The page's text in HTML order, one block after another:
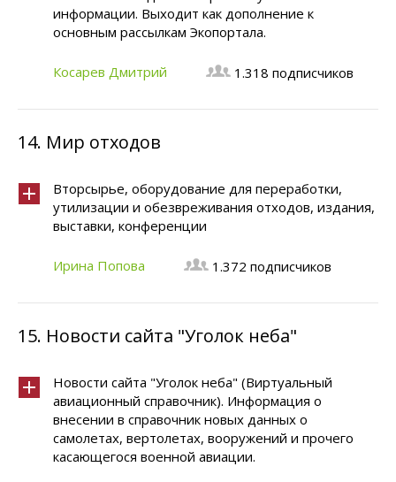
информации. Выходит как дополнение к
основным рассылкам Экопортала.
Косарев Дмитрий 1.318 подписчиков
14. Мир отходов
Вторсырье, оборудование для переработки,
утилизации и обезвреживания отходов, издания,
выставки, конференции
Ирина Попова 1.372 подписчиков
15. Новости сайта "Уголок неба"
Новости сайта "Уголок неба" (Виртуальный
авиационный справочник). Информация о
внесении в справочник новых данных о
самолетах, вертолетах, вооружений и прочего
касающегося военной авиации.